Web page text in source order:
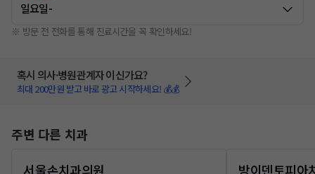
일요일-
※ 방문 전 전화를 통해 진료시간을 꼭 확인하세요!
혹시 의사·병원관계자 이신가요?
최대 200만원 받고 바로 광고 시작하세요! 💰💰
주변 다른 치과
서울손치과의원
방이덴토피아